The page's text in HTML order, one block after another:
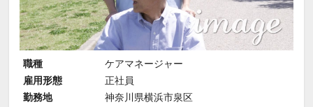
職種
ケアマネージャー
雇用形態
正社員
勤務地
神奈川県横浜市泉区